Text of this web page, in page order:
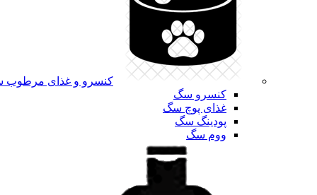
کنسرو و غذای
کنسرو سگ
غذای پوچ سگ
پودینگ سگ
ووم سگ